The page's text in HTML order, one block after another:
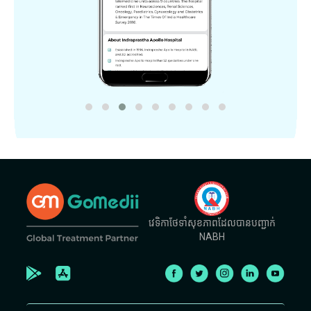
វេទិកាថែទាំសុខភាពដែលបានបញ្ជាក់
NABH